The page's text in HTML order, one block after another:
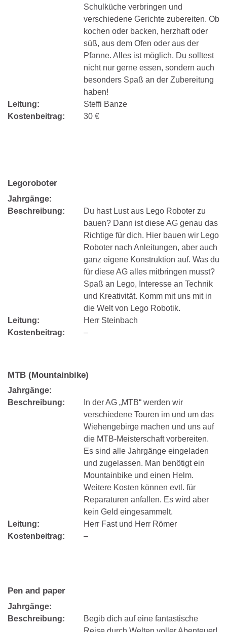
Schulküche verbringen und
verschiedene Gerichte zubereiten. Ob
kochen oder backen, herzhaft oder
süß, aus dem Ofen oder aus der
Pfanne. Alles ist möglich. Du solltest
nicht nur gerne essen, sondern auch
besonders Spaß an der Zubereitung
haben!
Leitung:
Steffi Banze
Kostenbeitrag:
30 €
Legoroboter
Jahrgänge:
Beschreibung:
Du hast Lust aus Lego Roboter zu
bauen? Dann ist diese AG genau das
Richtige für dich. Hier bauen wir Lego
Roboter nach Anleitungen, aber auch
ganz eigene Konstruktion auf. Was du
für diese AG alles mitbringen musst?
Spaß an Lego, Interesse an Technik
und Kreativität. Komm mit uns mit in
die Welt von Lego Robotik.
Leitung:
Herr Steinbach
Kostenbeitrag:
–
MTB (Mountainbike)
Jahrgänge:
Beschreibung:
In der AG „MTB“ werden wir
verschiedene Touren im und um das
Wiehengebirge machen und uns auf
die MTB-Meisterschaft vorbereiten.
Es sind alle Jahrgänge eingeladen
und zugelassen. Man benötigt ein
Mountainbike und einen Helm.
Weitere Kosten können evtl. für
Reparaturen anfallen. Es wird aber
kein Geld eingesammelt.
Leitung:
Herr Fast und Herr Römer
Kostenbeitrag:
–
Pen and paper
Jahrgänge:
Beschreibung:
Begib dich auf eine fantastische